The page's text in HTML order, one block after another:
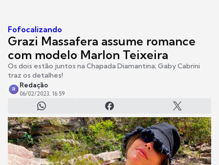
Fofocalizando
Grazi Massafera assume romance
com modelo Marlon Teixeira
Os dois estão juntos na Chapada Diamantina; Gaby Cabrini
traz os detalhes!
R
Redação
06/02/2023, 16:59